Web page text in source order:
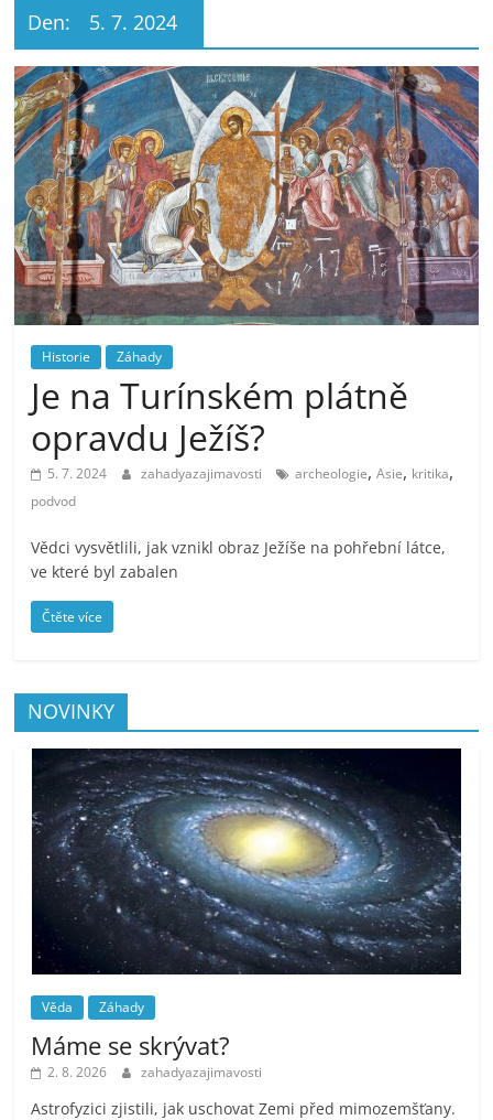
Den: 5. 7. 2024
Historie Záhady
Je na Turínském plátně
opravdu Ježíš?
5. 7. 2024 zahadyazajimavosti archeologie,Asie, kritika,
podvod
Vědci vysvětlili, jak vznikl obraz Ježíše na pohřební látce,
ve které byl zabalen
Čtěte více
NOVINKY
Věda Záhady
Máme se skrývat?
2. 8. 2026 zahadyazajimavosti
Astrofyzici zjistili, jak uschovat Zemi před mimozemšťany.